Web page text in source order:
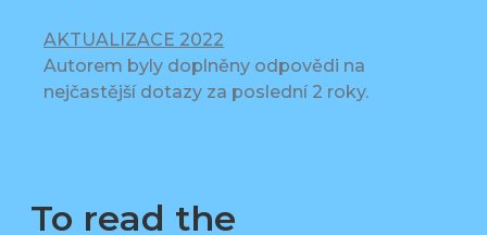
AKTUALIZACE 2022
Autorem byly doplněny odpovědi na
nejčastější dotazy za poslední 2 roky.
To read the